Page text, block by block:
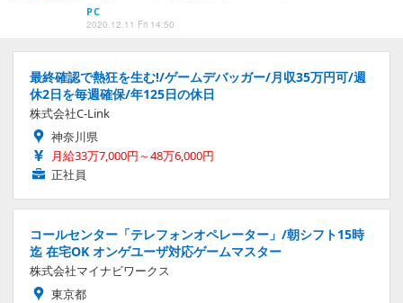
PC
2020.12.11 Fri 14:50
最終確認で熱狂を生む!/ゲームデバッガー/月収35万円可/週
休2日を毎週確保/年125日の休日
株式会社C-Link
神奈川県
月給33万7,000円～48万6,000円
正社員
コールセンター「テレフォンオペレーター」/朝シフト15時
迄 在宅OK オンゲユーザ対応ゲームマスター
株式会社マイナビワークス
東京都